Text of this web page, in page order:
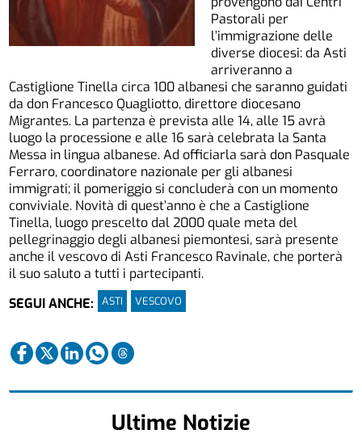
Pastorali per
l’immigrazione delle
diverse diocesi: da Asti
arriveranno a
Castiglione Tinella circa 100 albanesi che saranno guidati
da don Francesco Quagliotto, direttore diocesano
Migrantes. La partenza è prevista alle 14, alle 15 avrà
luogo la processione e alle 16 sarà celebrata la Santa
Messa in lingua albanese. Ad officiarla sarà don Pasquale
Ferraro, coordinatore nazionale per gli albanesi
immigrati; il pomeriggio si concluderà con un momento
conviviale. Novità di quest’anno è che a Castiglione
Tinella, luogo prescelto dal 2000 quale meta del
pellegrinaggio degli albanesi piemontesi, sarà presente
anche il vescovo di Asti Francesco Ravinale, che porterà
il suo saluto a tutti i partecipanti.
SEGUI ANCHE:
ASTI VESCOVO
Ultime Notizie